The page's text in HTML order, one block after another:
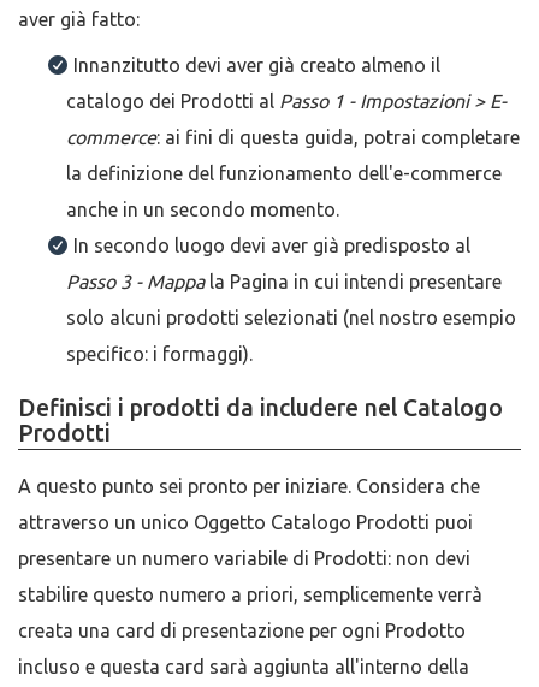
aver già fatto:
Innanzitutto devi aver già creato almeno il
catalogo dei Prodotti al Passo 1 - Impostazioni > E-
commerce: ai fini di questa guida, potrai completare
la definizione del funzionamento dell'e-commerce
anche in un secondo momento.
In secondo luogo devi aver già predisposto al
Passo 3 - Mappala Pagina in cui intendi presentare
solo alcuni prodotti selezionati (nel nostro esempio
specifico: i formaggi).
Definisci i prodotti da includere nel Catalogo
Prodotti
A questo punto sei pronto per iniziare. Considera che
attraverso un unico Oggetto Catalogo Prodotti puoi
presentare un numero variabile di Prodotti: non devi
stabilire questo numero a priori, semplicemente verrà
creata una card di presentazione per ogni Prodotto
incluso e questa card sarà aggiunta all'interno della